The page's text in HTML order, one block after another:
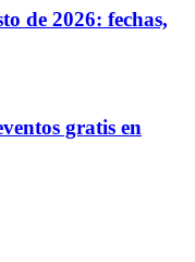
de 2026: fechas,
gratis en